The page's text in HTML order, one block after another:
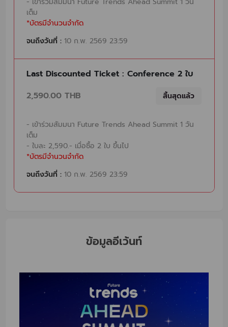
เต็ม
*บัตรมีจำนวนจำกัด
จนถึงวันที่ : 10 ก.พ. 2569 23:59
Last Discounted Ticket : Conference 2 ใบ
2,590.00 THB
สิ้นสุดแล้ว
- เข้าร่วมสัมมนา Future Trends Ahead Summit 1 วัน
เต็ม
- ใบละ 2,590.- เมื่อซื้อ 2 ใบ ขึ้นไป
*บัตรมีจำนวนจำกัด
จนถึงวันที่ : 10 ก.พ. 2569 23:59
ข้อมูลอีเว้นท์